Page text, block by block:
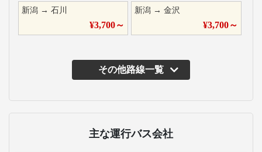
新潟 → 石川
¥3,700～
新潟 →金沢
¥3,700～
その他路線一覧
主な運行バス会社